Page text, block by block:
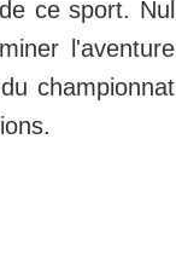
ce sport. Nul
l'aventure
championnat